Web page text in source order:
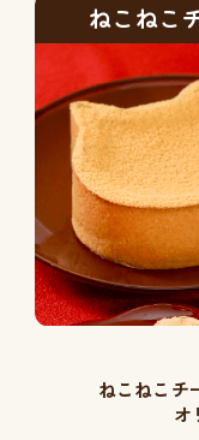
ねこねこ
ねこねこチ
オ